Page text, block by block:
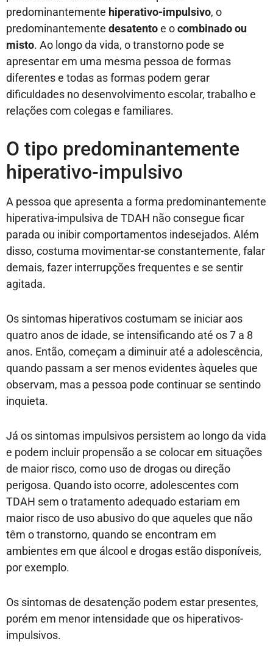
predominantemente hiperativo-impulsivo, o
predominantemente desatentoe ocombinado ou
misto. Ao longo da vida, o transtorno pode se
apresentar em uma mesma pessoa de formas
diferentes e todas as formas podem gerar
dificuldades no desenvolvimento escolar, trabalho e
relações com colegas e familiares.
O tipo predominantemente
hiperativo-impulsivo
A pessoa que apresenta a forma predominantemente
hiperativa-impulsiva de TDAH não consegue ficar
parada ou inibir comportamentos indesejados. Além
disso, costuma movimentar-se constantemente, falar
demais, fazer interrupções frequentes e se sentir
agitada.
Os sintomas hiperativos costumam se iniciar aos
quatro anos de idade, se intensificando até os 7 a 8
anos. Então, começam a diminuir até a adolescência,
quando passam a ser menos evidentes àqueles que
observam, mas a pessoa pode continuar se sentindo
inquieta.
Já os sintomas impulsivos persistem ao longo da vida
e podem incluir propensão a se colocar em situações
de maior risco, como uso de drogas ou direção
perigosa. Quando isto ocorre, adolescentes com
TDAH sem o tratamento adequado estariam em
maior risco de uso abusivo do que aqueles que não
têm o transtorno, quando se encontram em
ambientes em que álcool e drogas estão disponíveis,
por exemplo.
Os sintomas de desatenção podem estar presentes,
porém em menor intensidade que os hiperativos-
impulsivos.